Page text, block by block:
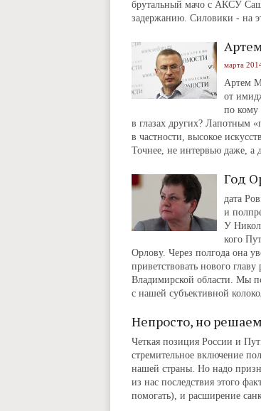
брутальный мачо с АКСУ
задержанию. Силовики ‑ на
марта
Артем
от
по кому
в глазах других? Лапотным
в частности, высокое
Точнее, не интервью даже, а
Год
дата
и
У
кого
Орлову. Через полгода она
приветствовать нового
Владимирской области. Мы
с нашей субъективной
Непросто, но
Четкая позиция России и
стремительное включение
нашей страны. Но надо
из нас последствия этого
помогать), и расширение